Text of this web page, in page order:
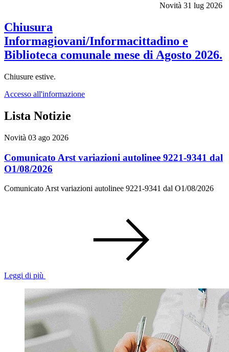
Novità 31 lug 2026
Chiusura
Informagiovani/Informacittadino e
Biblioteca comunale mese di Agosto 2026.
Chiusure estive.
Accesso all'informazione
Lista Notizie
Novità 03 ago 2026
Comunicato Arst variazioni autolinee 9221-9341 dal
O1/08/2026
Comunicato Arst variazioni autolinee 9221-9341 dal O1/08/2026
Leggi di più